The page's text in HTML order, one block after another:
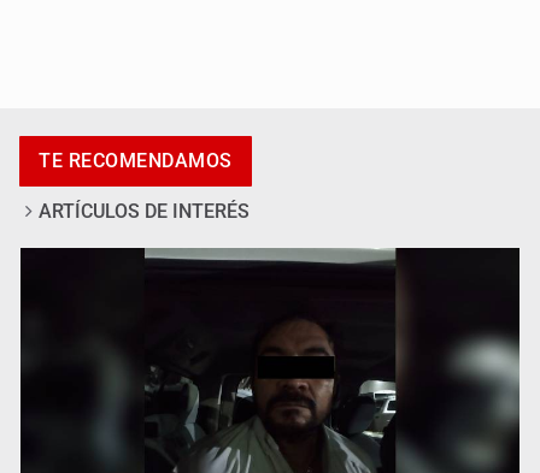
Que el IPEJAL encabece la lista de deudores en Jalisco
es un “foco rojo” de gran magnitud: Economista
TE RECOMENDAMOS
ARTÍCULOS DE INTERÉS